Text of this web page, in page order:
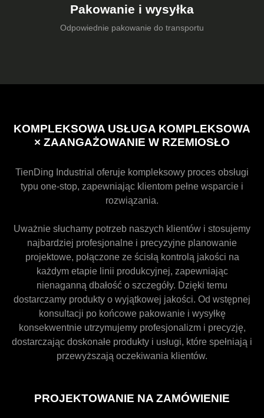
Pakowanie i wysyłka
Odpowiednie pakowanie do transportu
KOMPLEKSOWA USŁUGA KOMPLEKSOWA
× ZAANGAŻOWANIE W RZEMIOSŁO
TienDing Industrial oferuje kompleksowy proces obsługi
typu one-stop, zapewniając klientom pełne wsparcie i
rozwiązania.
Uważnie słuchamy potrzeb naszych klientów i stosujemy
najbardziej profesjonalne i precyzyjne planowanie
projektowe, połączone ze ścisłą kontrolą jakości na
każdym etapie linii produkcyjnej, zapewniając
nienaganną dbałość o szczegóły. Dzięki temu
dostarczamy produkty o wyjątkowej jakości. Od wstępnej
konsultacji po końcowe pakowanie i wysyłkę
konsekwentnie utrzymujemy profesjonalizm i precyzję,
dostarczając doskonałe produkty i usługi, które spełniają i
przewyższają oczekiwania klientów.
PROJEKTOWANIE NA ZAMÓWIENIE